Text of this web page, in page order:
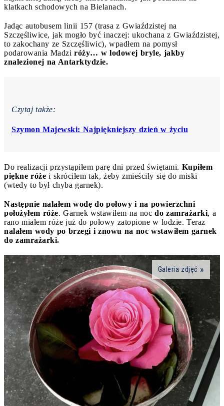
klatkach schodowych na Bielanach.
Jadąc autobusem linii 157 (trasa z Gwiaździstej na
Szczęśliwice, jak mogło być inaczej: ukochana z Gwiaździstej,
to zakochany ze Szczęśliwic), wpadłem na pomysł
podarowania Madzi róży… w lodowej bryle, jakby
znalezionej na Antarktydzie.
Czytaj także:
Szymon Majewski: Najpiękniejszy dzień w życiu
Do realizacji przystąpiłem parę dni przed świętami. Kupiłem
piękne róże i skróciłem tak, żeby zmieściły się do miski
(wtedy to był chyba garnek).
Następnie nalałem wodę do połowy i na powierzchni
położyłem róże. Garnek wstawiłem na noc do zamrażarki, a
rano miałem róże już do połowy zatopione w lodzie. Teraz
nalałem wody po brzegi i znowu na noc wstawiłem garnek
do zamrażarki.
Galeria zdjęć